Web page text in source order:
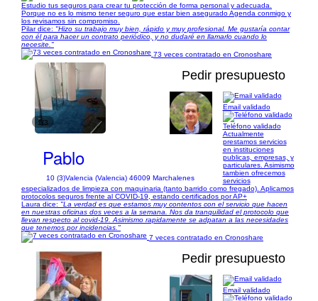
Estudio tus seguros para crear tu protección de forma personal y adecuada.
Porque no es lo mismo tener seguro que estar bien asegurado Agenda conmigo y
los revisamos sin compromiso.
Pilar dice: "Hizo su trabajo muy bien, rápido y muy profesional. Me gustaría contar
con él para hacer un contrato periódico, y no dudaré en llamarlo cuando lo
necesite."
73 veces contratado en Cronoshare
1/3
Pedir presupuesto
Pablo
10 (3)Valencia (Valencia) 46009 Marchalenes
Email validado
Teléfono validado
Actualmente
prestamos servicios
en instituciones
publicas, empresas, y
particulares. Asimismo
tambien ofrecemos
servicios
especializados de limpieza con maquinaria (tanto barrido como fregado). Aplicamos
protocolos seguros frente al COVID-19, estando certificados por AP+
Laura dice: "La verdad es que estamos muy contentos con el servicio que hacen
en nuestras oficinas dos veces a la semana. Nos da tranquilidad el protocolo que
llevan respecto al covid-19. Asimismo rapidamente se adpatan a las necesidades
que tenemos por incidencias."
7 veces contratado en Cronoshare
Pedir presupuesto
Email validado